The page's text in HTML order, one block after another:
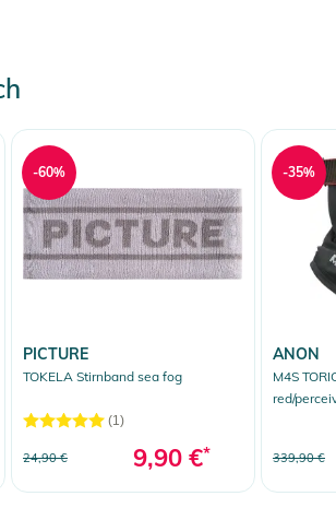
und Sicherheitshinweise
und Warnungen finden Sie direkt am
PICTURE
TOKELA Stirnband sea fog
(1)
24,90 € 9,90 €*
-60%
ANON
M4S
red/
339,90 €
-35%